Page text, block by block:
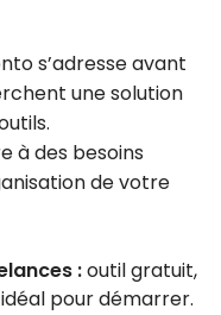
s’adresse avant
une solution
à des besoins
de votre
:outil gratuit,
pour démarrer.